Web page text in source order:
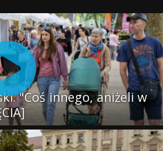
"Coś innego, aniżeli w